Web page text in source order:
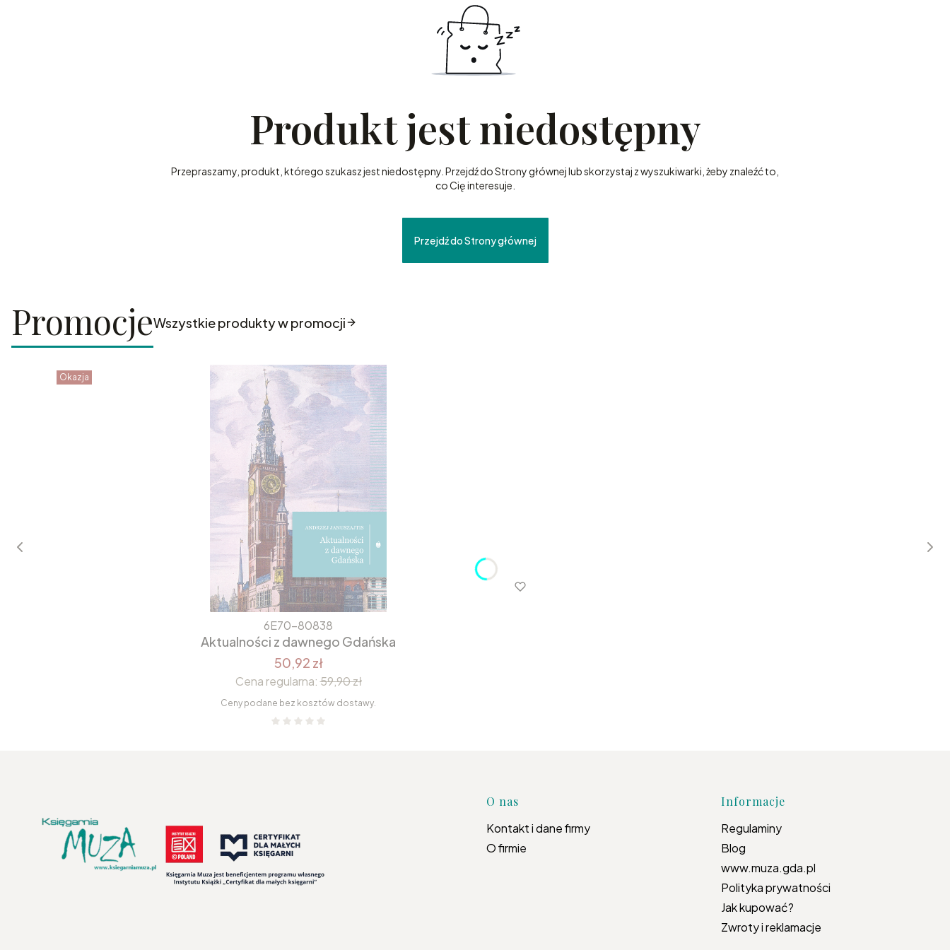
Produkt jest niedostępny
Przepraszamy, produkt, którego szukasz jest niedostępny. Przejdź do Strony głównej lub skorzystaj z wyszukiwarki, żeby znaleźć to,
co Cię interesuje.
Przejdź do Strony głównej
PromocjeWszystkie produkty w promocji
Okazja
6E70-80838
Aktualności z dawnego Gdańska
50,92 zł
Cena regularna: 59,90 zł
Ceny podane bez kosztów dostawy.
Linki w stopce
O nas
Kontakt i dane firmy
O firmie
Informacje
Regulaminy
Blog
www.muza.gda.pl
Polityka prywatności
Jak kupować?
Zwroty i reklamacje